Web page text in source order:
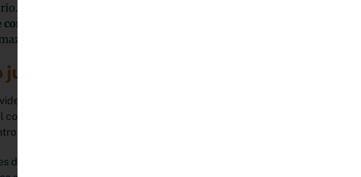
más visual:
para crear una experiencia de compra más atractiva y envolvente.
en el juego del comercio social
cortos, también ha apostado por esta alianza. Desde hace un buen
comercio electrónico a través de funciones como los videos de compras y
de la aplicación para ofrecer
diferente al de Pinterest, ambas plataformas demuestran el impacto y la